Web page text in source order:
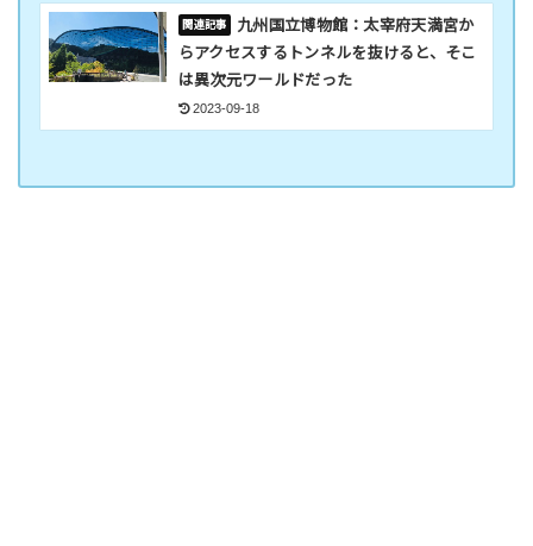
九州国立博物館：太宰府天満宮か
らアクセスするトンネルを抜けると、そこ
は異次元ワールドだった
2023-09-18